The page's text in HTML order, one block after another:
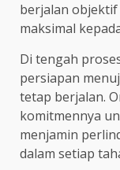
berjalan
maksimal
Di tengah
persiapan
tetap berjalan.
komitmennya
menjamin
dalam setiap